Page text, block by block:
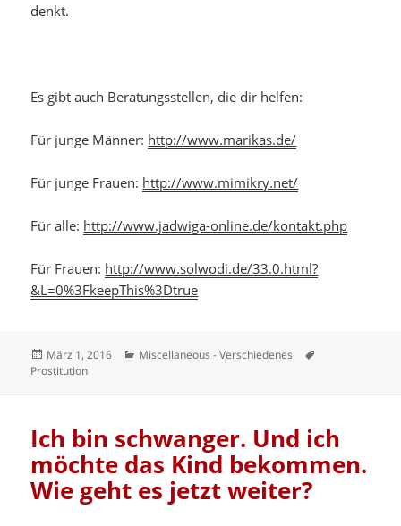
denkt.
Es gibt auch Beratungsstellen, die dir helfen:
Für junge Männer: http://www.marikas.de/
Für junge Frauen: http://www.mimikry.net/
Für alle: http://www.jadwiga-online.de/kontakt.php
Für Frauen: http://www.solwodi.de/33.0.html?
&L=0%3FkeepThis%3Dtrue
Veröffentlicht
am
März 1, 2016 Kategorien
Miscellaneous - Verschiedenes
Prostitution
Ich bin schwanger. Und ich
möchte das Kind bekommen.
Wie geht es jetzt weiter?